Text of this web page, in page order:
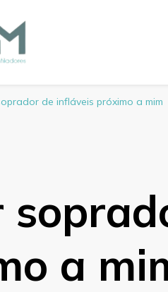
Motores
de infláveis próximo a mim
a